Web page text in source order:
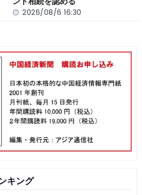
2026/08/6 16:30
キング